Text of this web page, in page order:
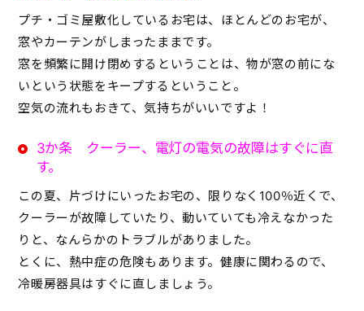
プチ・ゴミ屋敷化しているお宅は、ほとんどのお宅が、
窓やカーテンがしまったままです。
窓を頻繁に開け閉めするということは、物が窓の前にな
いという状態をキープするということ。
空気の流れもおきて、気持ちがいいですよ！
3か条 クーラー、電灯の電気の故障はすぐに直
す。
この夏、片づけにいったお宅の、限りなく100％近くで、
クーラーが故障していたり、動いていても冷えなかった
りと、なんらかのトラブルがありました。
とくに、熱中症の危険もあります。健康に関わるので、
冷暖房器具はすぐに直しましょう。